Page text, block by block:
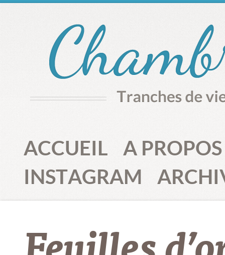
ACCUEIL
A PROPOS
INSTAGRAM